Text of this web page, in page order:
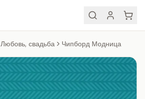
Любовь, свадьба Чипборд Модница